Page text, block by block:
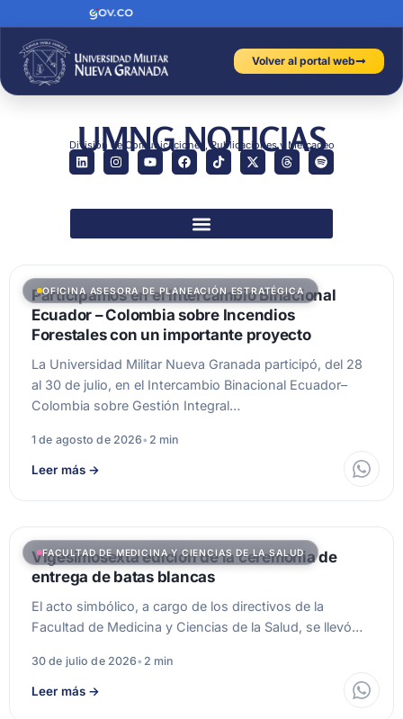
Volver al portal web
UMNG NOTICIAS
División de Comunicaciones, Publicaciones y Mercadeo
OFICINA ASESORA DE PLANEACIÓN ESTRATÉGICA
Participamos en el Intercambio Binacional
Ecuador – Colombia sobre Incendios
Forestales con un importante proyecto
La Universidad Militar Nueva Granada participó, del 28
al 30 de julio, en el Intercambio Binacional Ecuador–
Colombia sobre Gestión Integral…
1 de agosto de 2026• 2 min
Leer más →
FACULTAD DE MEDICINA Y CIENCIAS DE LA SALUD
Vigesimosexta edición de la ceremonia de
entrega de batas blancas
El acto simbólico, a cargo de los directivos de la
Facultad de Medicina y Ciencias de la Salud, se llevó…
30 de julio de 2026• 2 min
Leer más →